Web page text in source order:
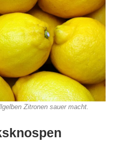
Zitronen sauer macht.